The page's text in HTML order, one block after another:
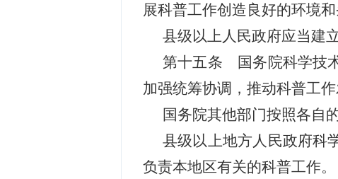
展科普工作创造良好的环境和
县级以上人民政府应当建
第十五条 国务院科学技
加强统筹协调，推动科普工作
国务院其他部门按照各自
县级以上地方人民政府科
负责本地区有关的科普工作。